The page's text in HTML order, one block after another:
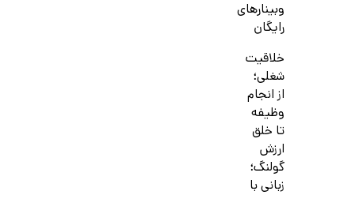
وبینارهای
رایگان
خلاقیت
شغلی؛
از انجام
وظیفه
تا خلق
ارزش
گولنگ؛
زبانی با